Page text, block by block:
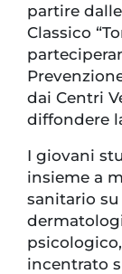
partire
Classico
dai Centri
diffondere
I giovani
insieme a
sanitario
incentrato